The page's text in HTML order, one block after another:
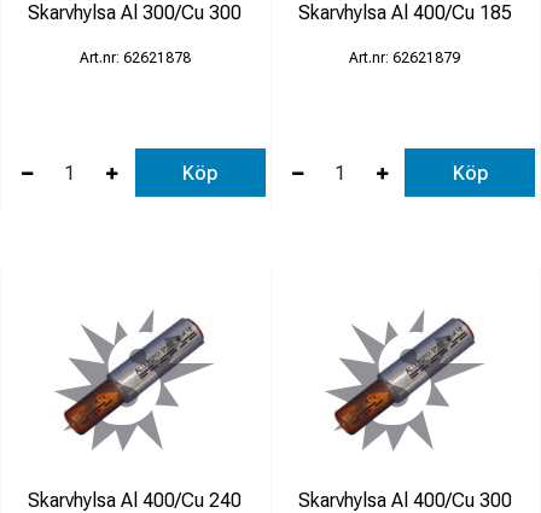
Skarvhylsa Al 300/Cu 300
62621878
Köp
Skarvhylsa Al 400/Cu 185
62621879
Köp
Skarvhylsa Al 400/Cu 240 Skarvhylsa Al 400/Cu 300